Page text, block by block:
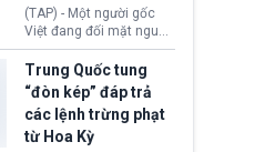
(TAP) - Một người gốc
Việt đang đối mặt nguy
cơ bị trục xuất khỏi Hoa
Kỳ sau khi đã chấp hành
xong bản án liên quan
đến tội ác từ hơn 30
năm trước tại California.
Trung Quốc tung
“đòn kép” đáp trả
các lệnh trừng phạt
từ Hoa Kỳ